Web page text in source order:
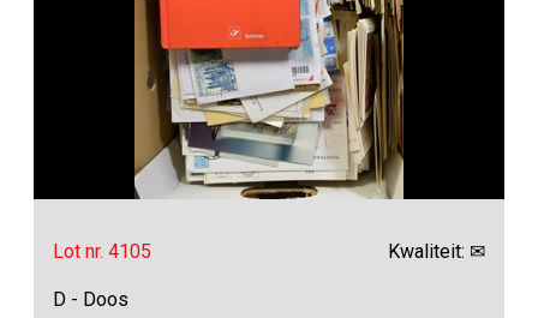
Lot nr. 4105 Kwaliteit: ✉
D - Doos